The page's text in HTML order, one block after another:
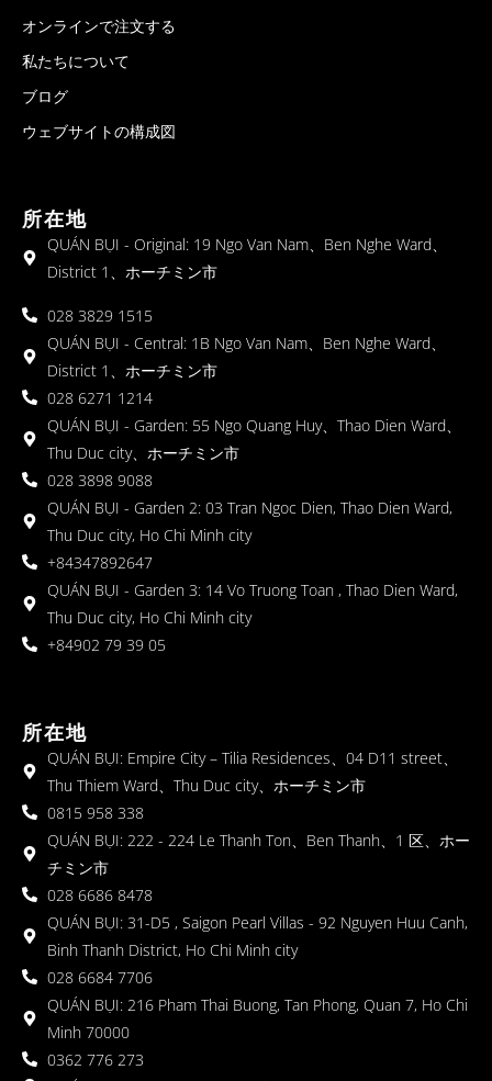
オンラインで注文する
私たちについて
ブログ
ウェブサイトの構成図
所在地
QUÁN BỤI - Original: 19 Ngo Van Nam、Ben Nghe Ward、
District 1、ホーチミン市
028 3829 1515
QUÁN BỤI - Central: 1B Ngo Van Nam、Ben Nghe Ward、
District 1、ホーチミン市
028 6271 1214
QUÁN BỤI - Garden: 55 Ngo Quang Huy、Thao Dien Ward、
Thu Duc city、ホーチミン市
028 3898 9088
QUÁN BỤI - Garden 2: 03 Tran Ngoc Dien, Thao Dien Ward,
Thu Duc city, Ho Chi Minh city
+84347892647
QUÁN BỤI - Garden 3: 14 Vo Truong Toan , Thao Dien Ward,
Thu Duc city, Ho Chi Minh city
+84902 79 39 05
所在地
QUÁN BỤI: Empire City – Tilia Residences、04 D11 street、
Thu Thiem Ward、Thu Duc city、ホーチミン市
0815 958 338
QUÁN BỤI: 222 - 224 Le Thanh Ton、Ben Thanh、1 区、ホー
チミン市
028 6686 8478
QUÁN BỤI: 31-D5 , Saigon Pearl Villas - 92 Nguyen Huu Canh,
Binh Thanh District, Ho Chi Minh city
028 6684 7706
QUÁN BỤI: 216 Pham Thai Buong, Tan Phong, Quan 7, Ho Chi
Minh 70000
0362 776 273